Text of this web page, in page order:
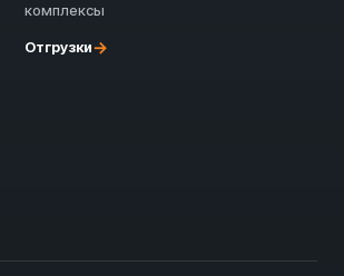
комплексы
Отгрузки→